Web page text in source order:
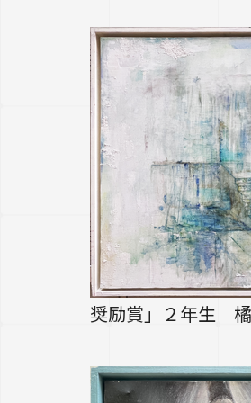
奨励賞」２年生